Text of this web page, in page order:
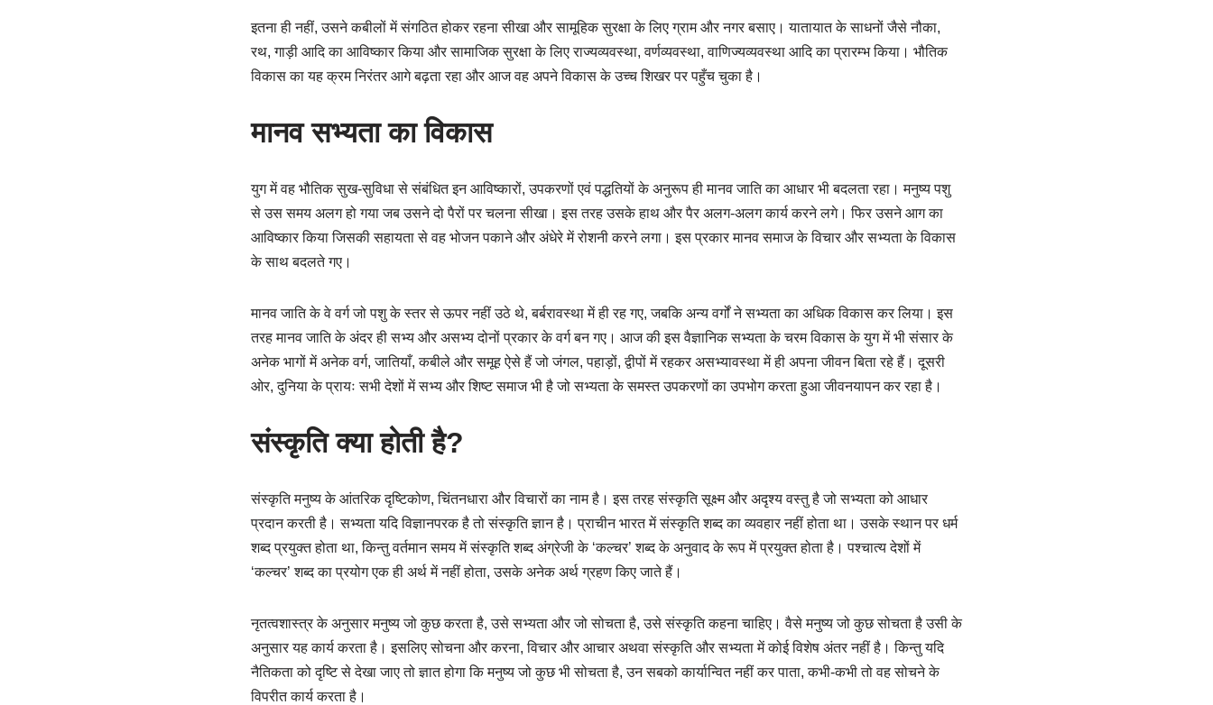
इतना ही नहीं, उसने कबीलों में संगठित होकर रहना सीखा और सामूहिक सुरक्षा के लिए ग्राम और नगर बसाए। यातायात के साधनों जैसे नौका,
रथ, गाड़ी आदि का आविष्कार किया और सामाजिक सुरक्षा के लिए राज्यव्यवस्था, वर्णव्यवस्था, वाणिज्यव्यवस्था आदि का प्रारम्भ किया। भौतिक
विकास का यह क्रम निरंतर आगे बढ़ता रहा और आज वह अपने विकास के उच्च शिखर पर पहुँच चुका है।
मानव सभ्यता का विकास
युग में वह भौतिक सुख-सुविधा से संबंधित इन आविष्कारों, उपकरणों एवं पद्धतियों के अनुरूप ही मानव जाति का आधार भी बदलता रहा। मनुष्य पशु
से उस समय अलग हो गया जब उसने दो पैरों पर चलना सीखा। इस तरह उसके हाथ और पैर अलग-अलग कार्य करने लगे। फिर उसने आग का
आविष्कार किया जिसकी सहायता से वह भोजन पकाने और अंधेरे में रोशनी करने लगा। इस प्रकार मानव समाज के विचार और सभ्यता के विकास
के साथ बदलते गए।
मानव जाति के वे वर्ग जो पशु के स्तर से ऊपर नहीं उठे थे, बर्बरावस्था में ही रह गए, जबकि अन्य वर्गों ने सभ्यता का अधिक विकास कर लिया। इस
तरह मानव जाति के अंदर ही सभ्य और असभ्य दोनों प्रकार के वर्ग बन गए। आज की इस वैज्ञानिक सभ्यता के चरम विकास के युग में भी संसार के
अनेक भागों में अनेक वर्ग, जातियाँ, कबीले और समूह ऐसे हैं जो जंगल, पहाड़ों, द्वीपों में रहकर असभ्यावस्था में ही अपना जीवन बिता रहे हैं। दूसरी
ओर, दुनिया के प्रायः सभी देशों में सभ्य और शिष्ट समाज भी है जो सभ्यता के समस्त उपकरणों का उपभोग करता हुआ जीवनयापन कर रहा है।
संस्कृति क्या होती है?
संस्कृति मनुष्य के आंतरिक दृष्टिकोण, चिंतनधारा और विचारों का नाम है। इस तरह संस्कृति सूक्ष्म और अदृश्य वस्तु है जो सभ्यता को आधार
प्रदान करती है। सभ्यता यदि विज्ञानपरक है तो संस्कृति ज्ञान है। प्राचीन भारत में संस्कृति शब्द का व्यवहार नहीं होता था। उसके स्थान पर धर्म
शब्द प्रयुक्त होता था, किन्तु वर्तमान समय में संस्कृति शब्द अंग्रेजी के ‘कल्चर’ शब्द के अनुवाद के रूप में प्रयुक्त होता है। पश्चात्य देशों में
‘कल्चर’ शब्द का प्रयोग एक ही अर्थ में नहीं होता, उसके अनेक अर्थ ग्रहण किए जाते हैं।
नृतत्वशास्त्र के अनुसार मनुष्य जो कुछ करता है, उसे सभ्यता और जो सोचता है, उसे संस्कृति कहना चाहिए। वैसे मनुष्य जो कुछ सोचता है उसी के
अनुसार यह कार्य करता है। इसलिए सोचना और करना, विचार और आचार अथवा संस्कृति और सभ्यता में कोई विशेष अंतर नहीं है। किन्तु यदि
नैतिकता को दृष्टि से देखा जाए तो ज्ञात होगा कि मनुष्य जो कुछ भी सोचता है, उन सबको कार्यान्वित नहीं कर पाता, कभी-कभी तो वह सोचने के
विपरीत कार्य करता है।